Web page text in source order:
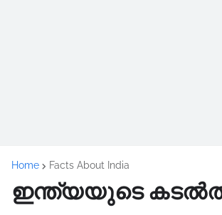
Home Facts About India
ഇന്ത്യയുടെ